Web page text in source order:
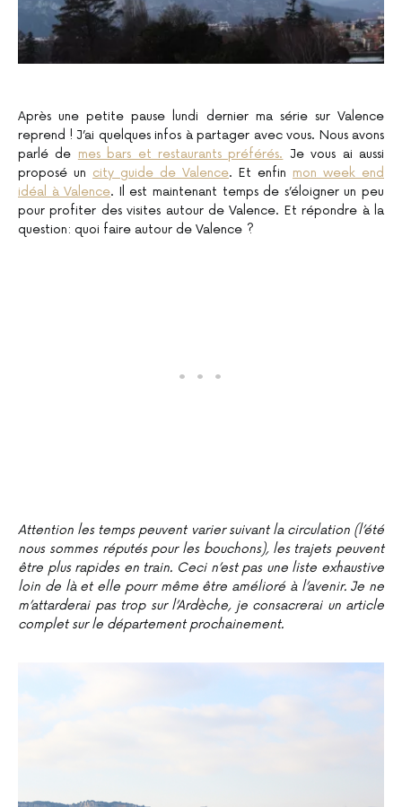
Après une petite pause lundi dernier ma série sur Valence
reprend ! J’ai quelques infos à partager avec vous. Nous avons
parlé de mes bars et restaurants préférés. Je vous ai aussi
proposé un city guide de Valence. Et enfin mon week end
idéal à Valence. Il est maintenant temps de s’éloigner un peu
pour profiter des visites autour de Valence. Et répondre à la
question: quoi faire autour de Valence ?
Attention les temps peuvent varier suivant la circulation (l’été
nous sommes réputés pour les bouchons), les trajets peuvent
être plus rapides en train. Ceci n’est pas une liste exhaustive
loin de là et elle pourr même être amélioré à l’avenir. Je ne
m’attarderai pas trop sur l’Ardèche, je consacrerai un article
complet sur le département prochainement.